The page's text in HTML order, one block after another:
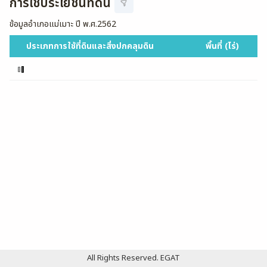
ข้อมูลอำเภอแม่เมาะปี พ.ศ.2562
ประเภทการใช้ที่ดินและสิ่งปกคลุมดิน
พื้นที่ (ไร่)
All Rights Reserved. EGAT